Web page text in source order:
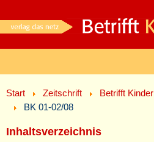
Start Zeitschrift Betrifft Kinder
BK 01-02/08
Inhaltsverzeichnis